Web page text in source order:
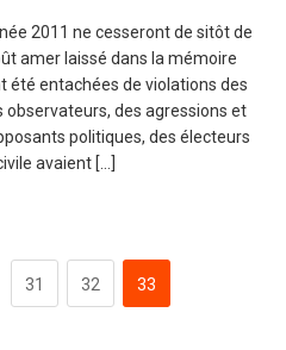
2011 ne cesseront de sitôt de
amer laissé dans la mémoire
été entachées de violations des
des agressions et
politiques, des électeurs
avaient […]
31 32 33